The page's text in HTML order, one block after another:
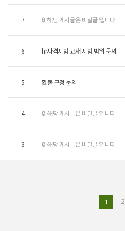
7 🔒 해당 게시글은 비밀글 입니다.
6 hr자격시험 교재 시험 범위 문의
5 환불 규정 문의
4 🔒 해당 게시글은 비밀글 입니다.
3 🔒 해당 게시글은 비밀글 입니다.
1 2